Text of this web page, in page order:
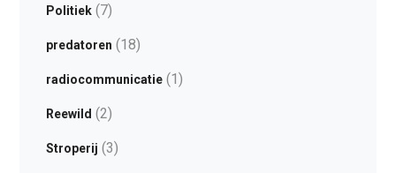
Politiek(7)
predatoren (18)
radiocommunicatie(1)
Reewild (2)
Stroperij (3)